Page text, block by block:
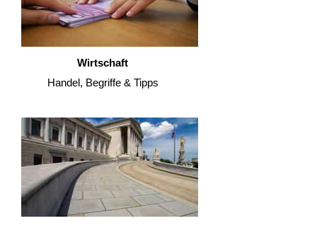
Wirtschaft
Handel, Begriffe & Tipps